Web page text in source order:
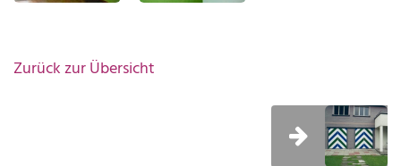
Zurück zur Übersicht